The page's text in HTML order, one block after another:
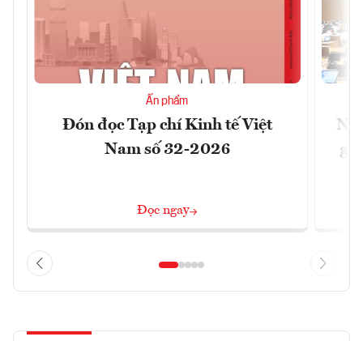
Ấn phẩm
Đón đọc Tạp chí Kinh tế Việt
Nam số 32-2026
Đọc ngay